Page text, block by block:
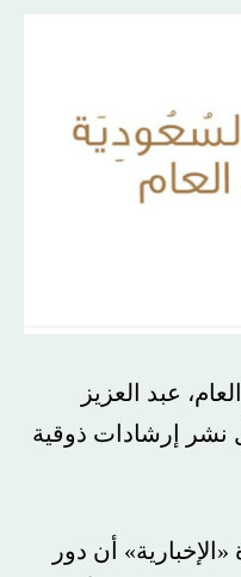
عبد العزيز
نشر إرشادات ذوقية
أن دور